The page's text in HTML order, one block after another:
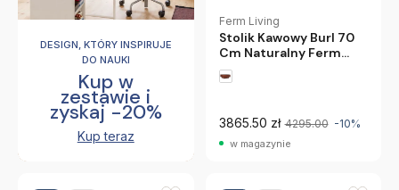
DESIGN, KTÓRY INSPIRUJE
DO NAUKI
Kup w
zestawie i
zyskaj -20%
Kup teraz
Ferm Living
Stolik Kawowy Burl 70
Cm Naturalny Ferm
Living
3865.50 zł 4295.00 -10%
w magazynie